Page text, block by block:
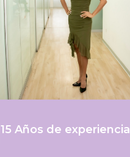
15 Años de experiencia